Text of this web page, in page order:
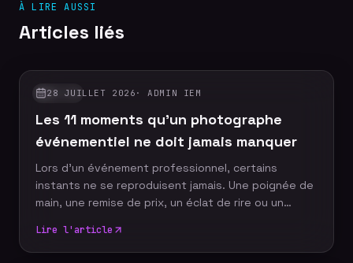
À LIRE AUSSI
Articles liés
GUIDES
28 JUILLET 2026 ·ADMIN IEM
Les 11 moments qu'un photographe
événementiel ne doit jamais manquer
Lors d'un événement professionnel, certains
instants ne se reproduisent jamais. Une poignée de
main, une remise de prix, un éclat de rire ou un
emblématiques de votre communication. Un
photographe événementiel expérimenté sait
Lire l'article